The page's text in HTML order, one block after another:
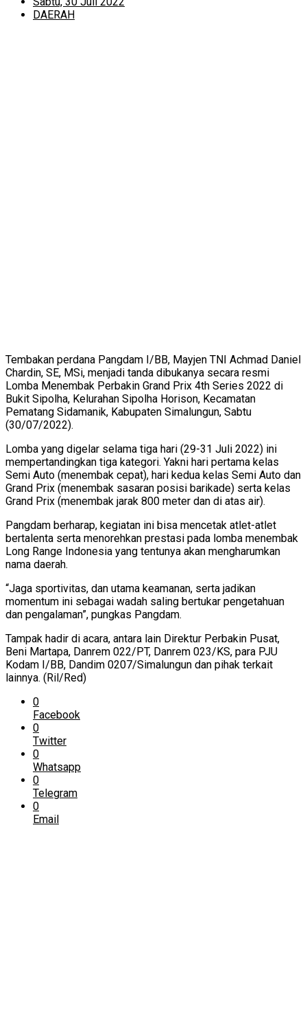
DAERAH
Tembakan perdana Pangdam I/BB, Mayjen TNI Achmad Daniel
Chardin, SE, MSi, menjadi tanda dibukanya secara resmi
Lomba Menembak Perbakin Grand Prix 4th Series 2022 di
Bukit Sipolha, Kelurahan Sipolha Horison, Kecamatan
Pematang Sidamanik, Kabupaten Simalungun, Sabtu
(30/07/2022).
Lomba yang digelar selama tiga hari (29-31 Juli 2022) ini
mempertandingkan tiga kategori. Yakni hari pertama kelas
Semi Auto (menembak cepat), hari kedua kelas Semi Auto dan
Grand Prix (menembak sasaran posisi barikade) serta kelas
Grand Prix (menembak jarak 800 meter dan di atas air).
Pangdam berharap, kegiatan ini bisa mencetak atlet-atlet
bertalenta serta menorehkan prestasi pada lomba menembak
Long Range Indonesia yang tentunya akan mengharumkan
nama daerah.
“Jaga sportivitas, dan utama keamanan, serta jadikan
momentum ini sebagai wadah saling bertukar pengetahuan
dan pengalaman”, pungkas Pangdam.
Tampak hadir di acara, antara lain Direktur Perbakin Pusat,
Beni Martapa, Danrem 022/PT, Danrem 023/KS, para PJU
Kodam I/BB, Dandim 0207/Simalungun dan pihak terkait
lainnya. (Ril/Red)
0
Facebook
0
Twitter
0
Whatsapp
0
Telegram
0
Email